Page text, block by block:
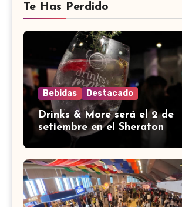
Te Has Perdido
Bebidas Destacado
Drinks & More será el 2 de
setiembre en el Sheraton